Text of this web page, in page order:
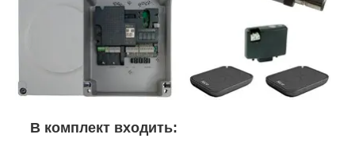
В комплект входить: